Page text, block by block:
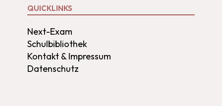
QUICKLINKS
Next-Exam
Schulbibliothek
Kontakt & Impressum
Datenschutz